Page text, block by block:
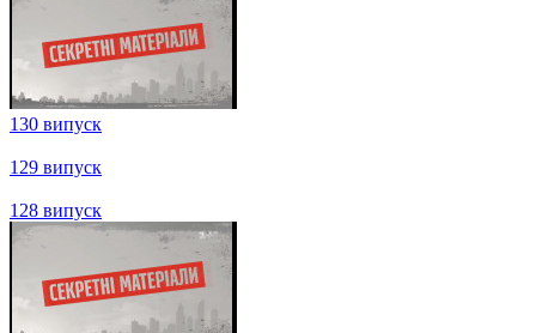
130 випуск